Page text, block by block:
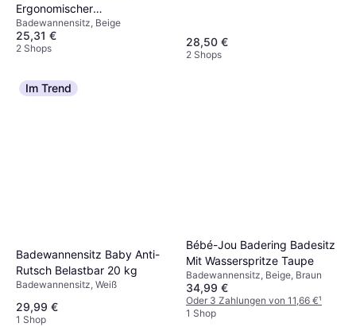
Ergonomischer
Badewannensitz 0-10 kg
Beige
Badewannensitz, Beige
25,31 €
2 Shops 28,50 €
2 Shops
Im Trend
Badewannensitz Baby Anti-
Rutsch Belastbar 20 kg
Badewannensitz, Weiß
29,99 €
1 Shop
Bébé-Jou Badering Badesitz
Mit Wasserspritze Taupe
Badewannensitz, Beige, Braun
34,99 €
Oder 3 Zahlungen von 11,66 €¹
1 Shop